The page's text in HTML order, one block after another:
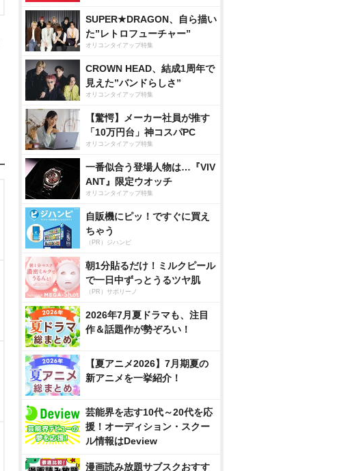
SUPER★DRAGON、自ら描い
た”レトロフューチャー”
オリコンタイアップ特集
CROWN HEAD、結成1周年で
見えた”バンドらしさ”
オリコンタイアップ特集
【驚愕】メーカー社員が推す
「10万円台」神コスパPC
オリコンタイアップ特集
一番似合う登場人物は…『VIV
ANT』限定ウオッチ
オリコンタイアップ特集
自販機にピッ！ですぐに買え
ちゃう
（PR）ジハンピ
朝1分貼るだけ！ミルクピール
で一日中ずっとうるツヤ肌
（PR）サボリーノ
2026年7月夏ドラマも、注目
作＆話題作が勢ぞろい！
【夏アニメ2026】7月期夏の
新アニメを一挙紹介！
芸能界を志す10代～20代を応
援！オーディション・スクー
ル情報はDeview
漫画読み放題サブスクおすす